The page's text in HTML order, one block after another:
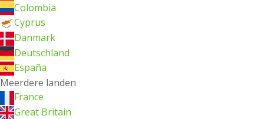
Colombia
Cyprus
Danmark
Deutschland
España
Meerdere landen
France
Great Britain